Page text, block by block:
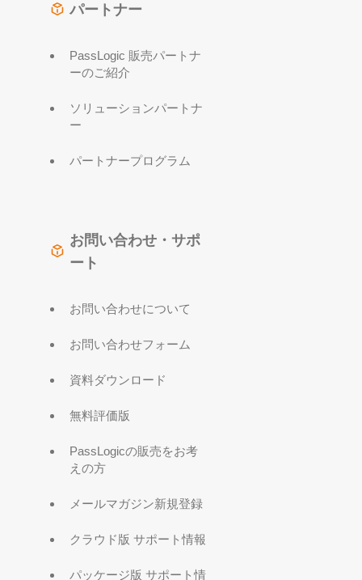
パートナー
PassLogic 販売パートナ
ーのご紹介
ソリューションパートナ
ー
パートナープログラム
お問い合わせ・サポ
ート
お問い合わせについて
お問い合わせフォーム
資料ダウンロード
無料評価版
PassLogicの販売をお考
えの方
メールマガジン新規登録
クラウド版 サポート情報
パッケージ版 サポート情